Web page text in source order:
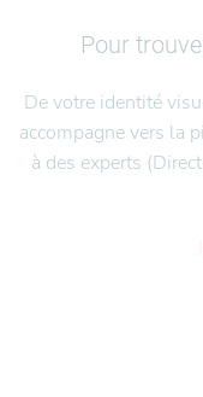
Pour
De votre identité
accompagne vers la
à des experts